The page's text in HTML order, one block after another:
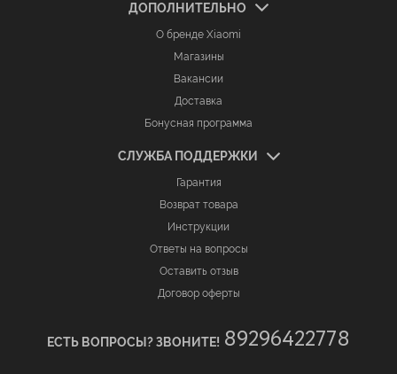
ДОПОЛНИТЕЛЬНО
О бренде Xiaomi
Магазины
Вакансии
Доставка
Бонусная программа
СЛУЖБА ПОДДЕРЖКИ
Гарантия
Возврат товара
Инструкции
Ответы на вопросы
Оставить отзыв
Договор оферты
ЕСТЬ ВОПРОСЫ? ЗВОНИТЕ! 89296422778